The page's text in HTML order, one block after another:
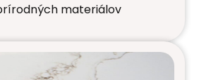
materiálov